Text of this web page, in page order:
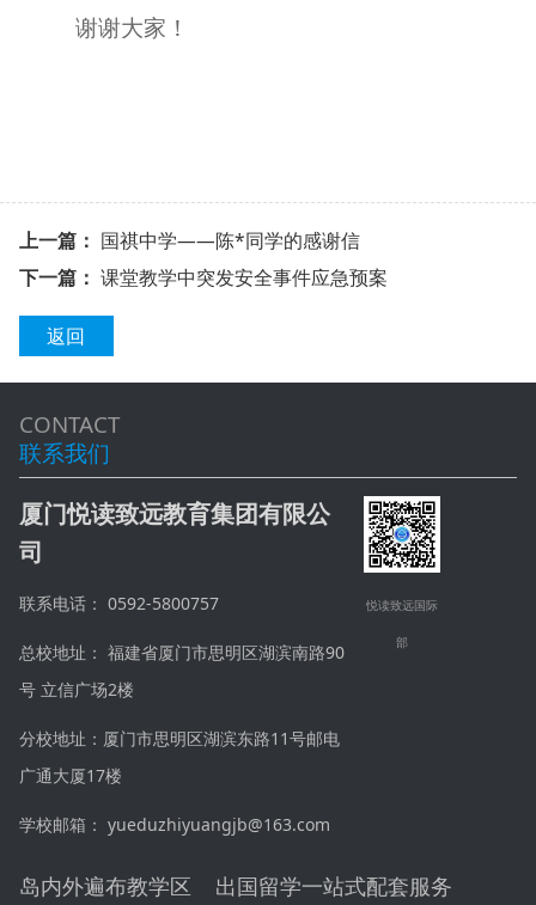
谢谢大家！
上一篇： 国祺中学——陈*同学的感谢信
下一篇： 课堂教学中突发安全事件应急预案
返回
CONTACT
联系我们
厦门悦读致远教育集团有限公
司
联系电话： 0592-5800757
总校地址： 福建省厦门市思明区湖滨南路90
号 立信广场2楼
分校地址：厦门市思明区湖滨东路11号邮电
广通大厦17楼
学校邮箱： yueduzhiyuangjb@163.com
悦读致远国际
部
岛内外遍布教学区 出国留学一站式配套服务